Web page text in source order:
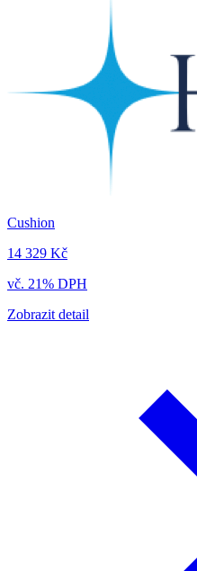
Cushion
14 329 Kč
vč. 21% DPH
Zobrazit detail